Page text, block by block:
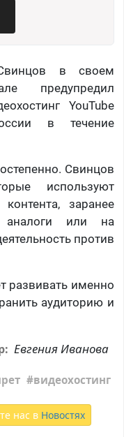
в своем
предупредил
YouTube
в течение
Свинцов
используют
заранее
аналоги или на
против
развивать именно
аудиторию и
Евгения Иванова
видеохостинг
нас в Новостях